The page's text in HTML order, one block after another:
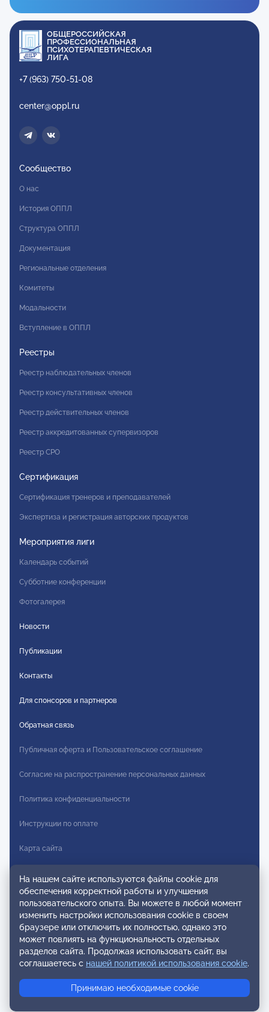
ОБЩЕРОССИЙСКАЯ
ПРОФЕССИОНАЛЬНАЯ
ПСИХОТЕРАПЕВТИЧЕСКАЯ
ЛИГА
+7 (963) 750-51-08
center@oppl.ru
Сообщество
О нас
История ОППЛ
Структура ОППЛ
Документация
Региональные отделения
Комитеты
Модальности
Вступление в ОППЛ
Реестры
Реестр наблюдательных членов
Реестр консультативных членов
Реестр действительных членов
Реестр аккредитованных супервизоров
Реестр СРО
Сертификация
Сертификация тренеров и преподавателей
Экспертиза и регистрация авторских продуктов
Мероприятия лиги
Календарь событий
Субботние конференции
Фотогалерея
Новости
Публикации
Контакты
Для спонсоров и партнеров
Обратная связь
Публичная оферта и Пользовательское соглашение
Согласие на распространение персональных данных
Политика конфиденциальности
Инструкции по оплате
Карта сайта
Осторожно мошенники
© 2026 ОППЛ. Все права защищены. Использование материалов
разрешено только при использовании активной ссылки на
источник.
ООО «ОППЛ» Юридический адрес: 119002, г. Москва, ул. Арбат, д.
Контент сайта относится к категории 12+.
На нашем сайте используются файлы cookie для
обеспечения корректной работы и улучшения
пользовательского опыта. Вы можете в любой момент
изменить настройки использования cookie в своем
браузере или отключить их полностью, однако это
может повлиять на функциональность отдельных
разделов сайта. Продолжая использовать сайт, вы
соглашаетесь с нашей политикой использования cookie.
Принимаю необходимые cookie